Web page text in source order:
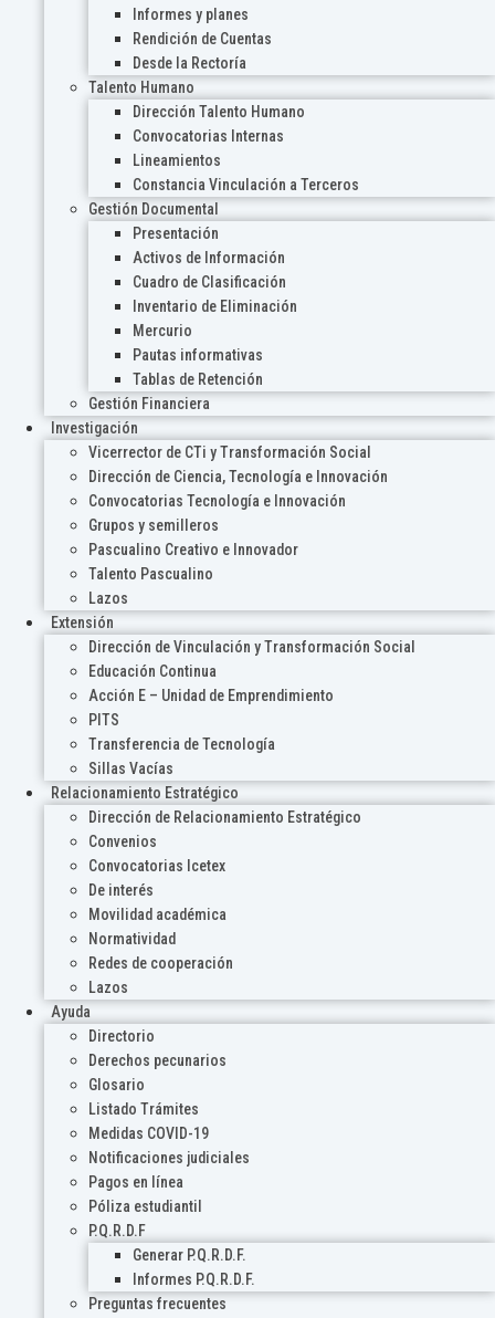
Informes y planes
Rendición de Cuentas
Desde la Rectoría
Talento Humano
Dirección Talento Humano
Convocatorias Internas
Lineamientos
Constancia Vinculación a Terceros
Gestión Documental
Presentación
Activos de Información
Cuadro de Clasificación
Inventario de Eliminación
Mercurio
Pautas informativas
Tablas de Retención
Gestión Financiera
Investigación
Vicerrector de CTi y Transformación Social
Dirección de Ciencia, Tecnología e Innovación
Convocatorias Tecnología e Innovación
Grupos y semilleros
Pascualino Creativo e Innovador
Talento Pascualino
Lazos
Extensión
Dirección de Vinculación y Transformación Social
Educación Continua
Acción E – Unidad de Emprendimiento
PITS
Transferencia de Tecnología
Sillas Vacías
Relacionamiento Estratégico
Dirección de Relacionamiento Estratégico
Convenios
Convocatorias Icetex
De interés
Movilidad académica
Normatividad
Redes de cooperación
Lazos
Ayuda
Directorio
Derechos pecunarios
Glosario
Listado Trámites
Medidas COVID-19
Notificaciones judiciales
Pagos en línea
Póliza estudiantil
P.Q.R.D.F
Generar P.Q.R.D.F.
Informes P.Q.R.D.F.
Preguntas frecuentes